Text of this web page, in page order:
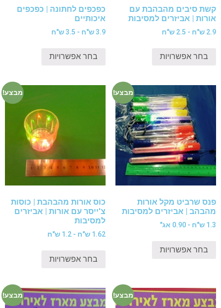
קשת סיבים מהבהבת עם
אורות | אביזרים למסיבות
2.9 ש"ח - 2.5 ש"ח
בחר אפשרויות
כפכפים לחתונה | כפכפים
איכותיים
3.9 ש"ח - 3.5 ש"ח
בחר אפשרויות
מבצע!
פנס שרביט מקל אורות
מהבהב | אביזרים למסיבות
1.3 ש"ח - 0.90 אג"
בחר אפשרויות
מבצע!
כוס אורות מהבהבת | כוסות
צ'ייסר עם אורות | אביזרים
למסיבות
1.62 ש"ח - 1.2 ש"ח
בחר אפשרויות
מבצע! מבצע!